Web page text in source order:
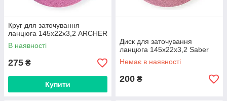
Круг для заточування
ланцюга 145х22х3,2 ARCHER
В наявності
275 ₴
Купити
Диск для заточування
ланцюга 145х22х3,2 Saber
Немає в наявності
200 ₴